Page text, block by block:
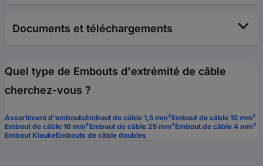
Documents et téléchargements
Quel type de Embouts d'extrémité de câble
cherchez-vous ?
Assortiment d'emboutsEmbout de câble 1,5 mm²Embout de câble 10 mm²
Embout de câble 16 mm²Embout de câble 25 mm²Embout de câble 4 mm²
Embout KlaukeEmbouts de câble doubles